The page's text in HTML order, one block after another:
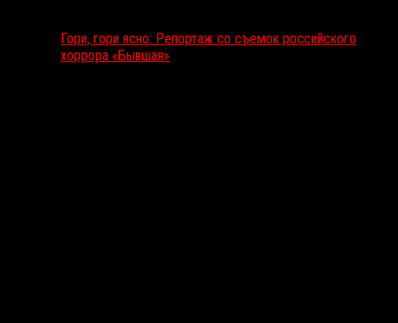
Гори, гори ясно: Репортаж со съемок российского
хоррора «Бывшая»